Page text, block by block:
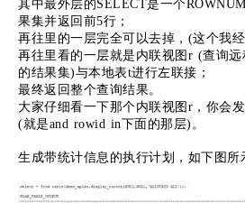
其中最外层的SELECT是一个
果集并返回前5行；
再往里的一层完全可以去掉，(这个我
再往里看的一层就是内联视图r (查询远
的结果集)与本地表t进行左联接；
最终返回整个查询结果。
大家仔细看一下那个内联视图r，你会
(就是and rowid in下面的那层)。
生成带统计信息的执行计划，如下图所